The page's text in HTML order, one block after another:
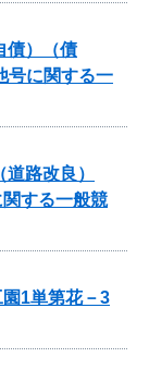
債）（債
号に関する一
路改良）
する一般競
園1単第花－3